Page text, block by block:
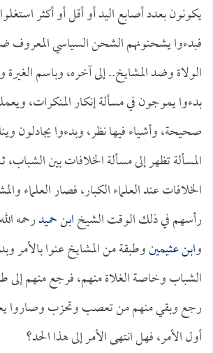
يكونون بعدد أصابع اليد أو أقل أو أكثر
فبدءوا يشحنونهم الشحن السياسي
الولاة وضد المشايخ.. إلى آخره، وباسم الغيرة
بدءوا يموجون في مسألة إنكار المنكرات،
صحيحة، وأشياء فيها نظر، وبدءوا يجادلون
المسألة تظهر إلى مسألة الخلافات بين الشباب،
الخلافات عند العلماء الكبار، فصار العلماء
رأسهم في ذلك الوقت الشيخابن حميدرحمه
وابن عثيمينوطبقة من المشايخ عنوا بالأمر
الشباب وخاصة الغلاة منهم، فرجع منهم إلى
رجع وبقي منهم من تعصب وتحزب وصاروا
أول الأمر، فهل انتهى الأمر إلى هذا الحد؟